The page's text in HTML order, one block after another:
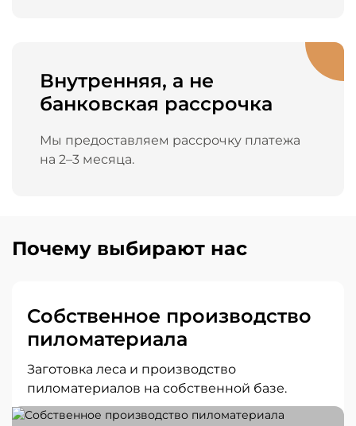
Внутренняя, а не
банковская рассрочка
Мы предоставляем рассрочку платежа
на 2–3 месяца.
Почему выбирают нас
Собственное производство
пиломатериала
Заготовка леса и производство
пиломатериалов на собственной базе.